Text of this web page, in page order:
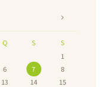
Q S
S
1
6 7
8
13 14
15